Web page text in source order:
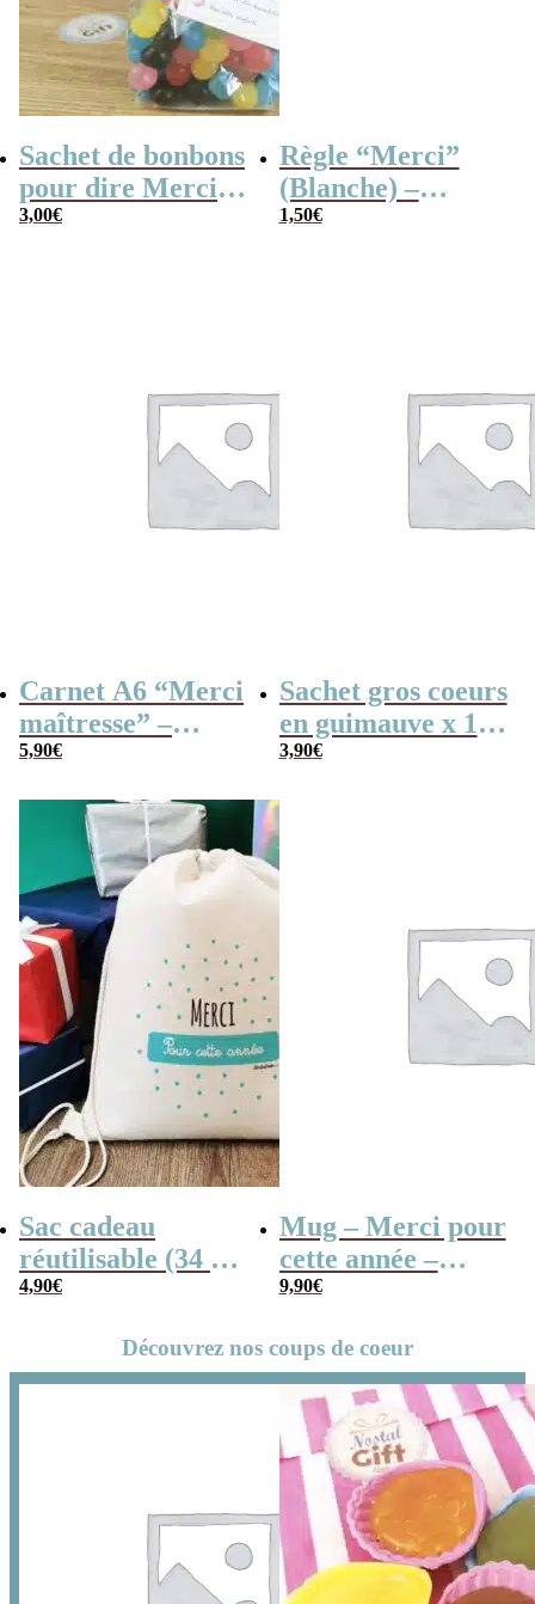
Sachet de bonbons
pour dire Merci –
Dragibus
3,00€
Règle “Merci”
(Blanche) –
Cadeau maîtresse
1,50€
Carnet A6 “Merci
maîtresse” –
Cadeau maîtresse,
5,90€
Sachet gros coeurs
en guimauve x 15
– “Merci” –
3,90€
Sac cadeau
réutilisable (34 x
42 x cm) et sa
pour cette année
4,90€
Mug – Merci pour
cette année –
Collection “Dessin
9,90€
Découvrez nos coups de coeur